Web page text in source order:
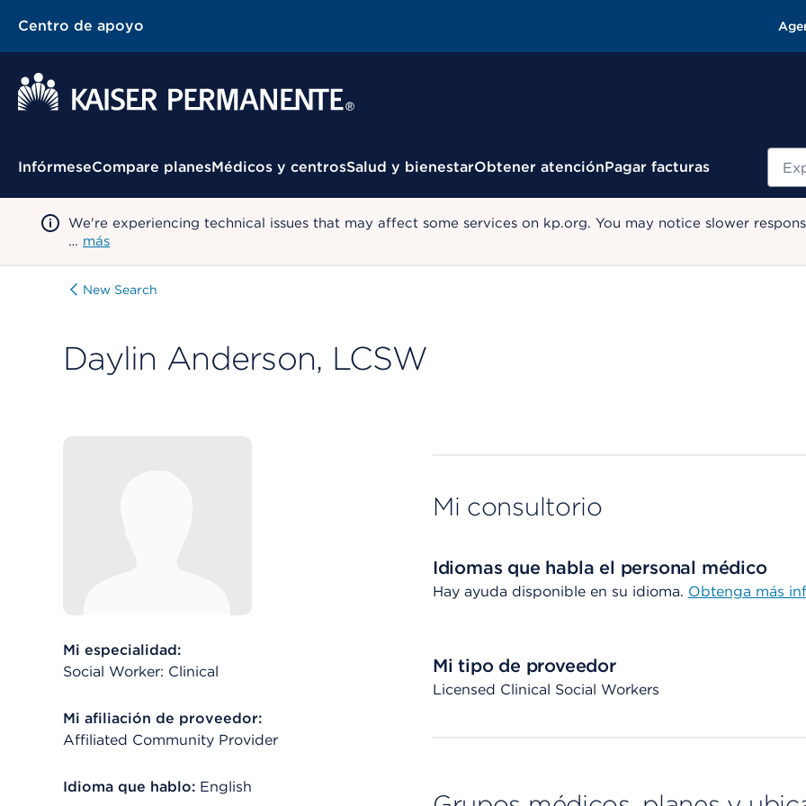
Centro de apoyo
Menú contextual
InfórmeseCompare planesMédicos y centrosSalud y bienestarObtener atenciónPagar facturas
We're experiencing technical issues that may affect some services on kp.org. You may notice slower
… más
New Search
Daylin Anderson, LCSW
Mi especialidad:
Social Worker: Clinical
Mi afiliación de proveedor:
Affiliated Community Provider
Idioma que hablo: English
Mi consultorio
Idiomas que habla el personal médico
Hay ayuda disponible en su idioma. Obtenga más
Mi tipo de proveedor
Licensed Clinical Social Workers